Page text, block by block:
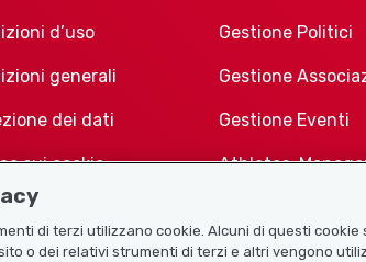
d’uso
generali
dei dati
sui cookie
Gestione Politici
Gestione
Gestione Eventi
Athletes-
Associazioni
di terzi utilizzano cookie. Alcuni di questi cookie
o dei relativi strumenti di terzi e altri vengono